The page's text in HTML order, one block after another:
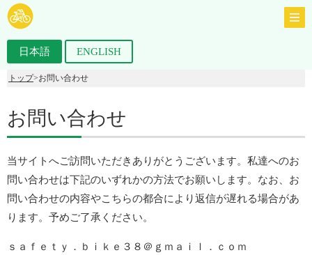
日本語 ENGLISH
トップ>お問い合わせ
お問い合わせ
当サイトへご訪問いただきありがとうございます。私達へのお
問い合わせは下記のいずれかの方法でお願いします。なお、お
問い合わせの内容やこちらの都合により返信が遅れる場合があ
ります。予めご了承ください。
ｓａｆｅｔｙ．ｂｉｋｅ３８＠ｇｍａｉｌ．ｃｏｍ